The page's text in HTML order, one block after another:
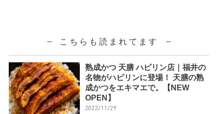
こちらも読まれてます
熟成かつ 天膳 ハピリン店｜福井の
名物がハピリンに登場！ 天膳の熟
成かつをエキマエで。【NEW
OPEN】
2022/11/29